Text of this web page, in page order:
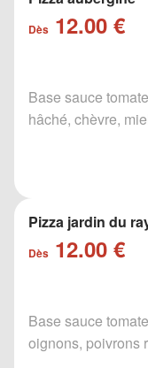
Dès 12.00 €
Base sauce
hâché, chèvre,
Pizza jardin du
Dès 12.00 €
Base sauce
oignons, poivrons